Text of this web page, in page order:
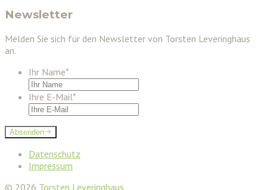
Newsletter
Melden Sie sich für den Newsletter von Torsten Leveringhaus
an.
Ihr Name*
Ihre E-Mail*
Absenden
Datenschutz
Impressum
© 2026 Torsten Leveringhaus